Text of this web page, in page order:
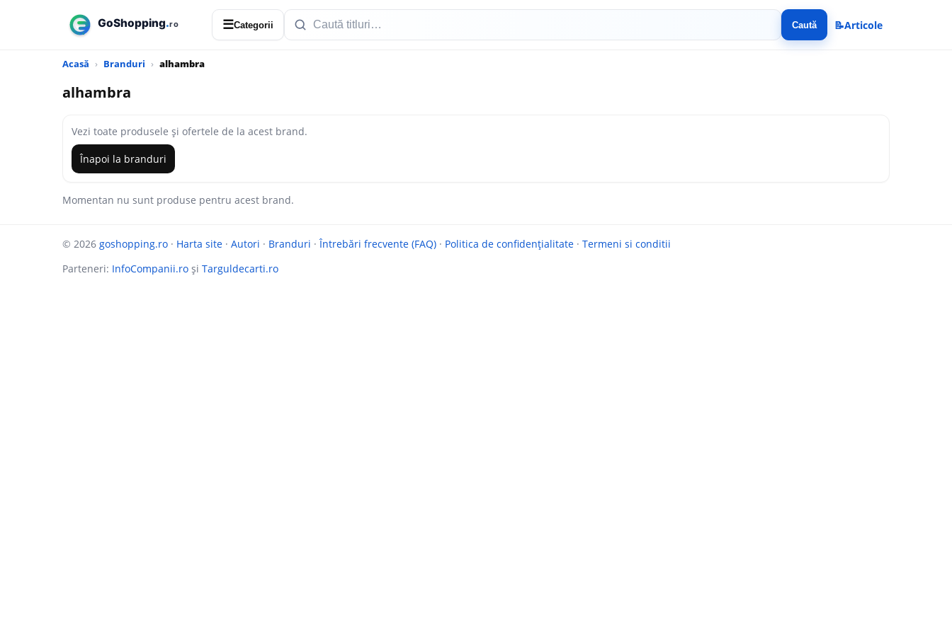
☰Categorii Caută 📝Articole
Acasă Branduri alhambra
alhambra
Vezi toate produsele și ofertele de la acest brand.
Înapoi la branduri
Momentan nu sunt produse pentru acest brand.
© 2026 goshopping.ro · Harta site · Autori · Branduri ·Întrebări frecvente (FAQ) · Politica de confidențialitate · Termeni si conditii
Parteneri: InfoCompanii.ro și Targuldecarti.ro